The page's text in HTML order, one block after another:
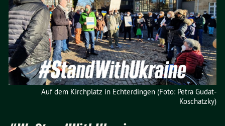
Auf dem Kirchplatz in Echterdingen (Foto: Petra Gudat-
Koschatzky)